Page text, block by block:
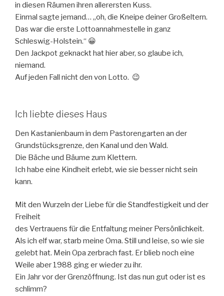
in diesen Räumen ihren allerersten Kuss.
Einmal sagte jemand… „oh, die Kneipe deiner Großeltern.
Das war die erste Lottoannahmestelle in ganz
Schleswig-Holstein.“ 😀
Den Jackpot geknackt hat hier aber, so glaube ich,
niemand.
Auf jeden Fall nicht den von Lotto. 😉
Ich liebte dieses Haus
Den Kastanienbaum in dem Pastorengarten an der
Grundstücksgrenze, den Kanal und den Wald.
Die Bäche und Bäume zum Klettern.
Ich habe eine Kindheit erlebt, wie sie besser nicht sein
kann.
Mit den Wurzeln der Liebe für die Standfestigkeit und der
Freiheit
des Vertrauens für die Entfaltung meiner Persönlichkeit.
Als ich elf war, starb meine Oma. Still und leise, so wie sie
gelebt hat. Mein Opa zerbrach fast. Er blieb noch eine
Weile aber 1988 ging er wieder zu ihr.
Ein Jahr vor der Grenzöffnung. Ist das nun gut oder ist es
schlimm?